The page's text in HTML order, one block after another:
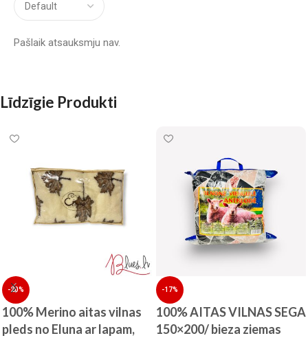
Pašlaik atsauksmju nav.
Līdzīgie Produkti
-20%
100% Merino aitas vilnas
pleds no Eluna ar lapam,
-17%
100% AITAS VILNAS SEGA
150×200/ bieza ziemas